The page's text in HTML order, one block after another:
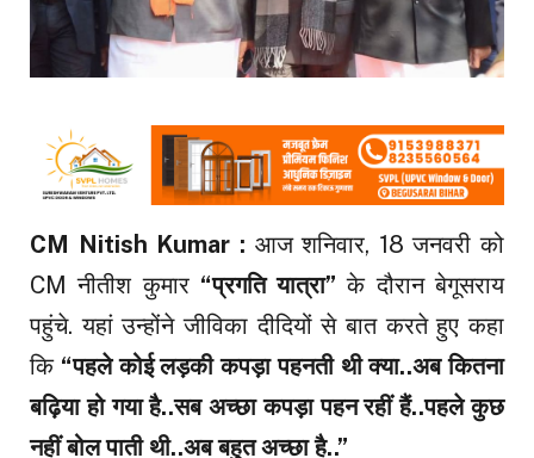
CM Nitish Kumar : आज शनिवार, 18 जनवरी को
CM नीतीश कुमार “प्रगति यात्रा” के दौरान बेगूसराय
पहुंचे. यहां उन्होंने जीविका दीदियों से बात करते हुए कहा
कि“पहले कोई लड़की कपड़ा पहनती थी क्या..अब कितना
बढ़िया हो गया है..सब अच्छा कपड़ा पहन रहीं हैं..पहले कुछ
नहीं बोल पाती थी..अब बहुत अच्छा है..”